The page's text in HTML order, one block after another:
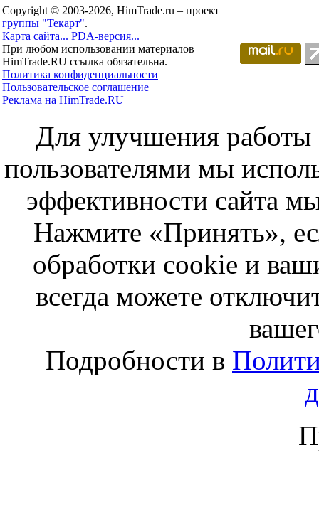
Copyright © 2003-2026, HimTrade.ru – проект
группы "Текарт".
Карта сайта... PDA-версия...
При любом использовании материалов
HimTrade.RU ссылка обязательна.
Политика конфиденциальности
Пользовательское соглашение
Реклама на HimTrade.RU
Для улучшения работы
пользователями мы
эффективности сайта
Нажмите «Принять»,
обработки cookie и
всегда можете
Подробности в